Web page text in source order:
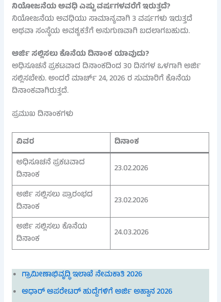
ನಿಯೋಜನೆಯ ಅವಧಿ ಎಷ್ಟು ವರ್ಷಗಳವರೆಗೆ ಇರುತ್ತದೆ?
ನಿಯೋಜನೆಯ ಅವಧಿಯು ಸಾಮಾನ್ಯವಾಗಿ 3 ವರ್ಷಗಳು ಇರುತ್ತದೆ
ಅಥವಾ ಸಂಸ್ಥೆಯ ಅವಶ್ಯಕತೆಗೆ ಅನುಗುಣವಾಗಿ ಬದಲಾಗಬಹುದು.
ಅರ್ಜಿ ಸಲ್ಲಿಸಲು ಕೊನೆಯ ದಿನಾಂಕ ಯಾವುದು?
ಅಧಿಸೂಚನೆ ಪ್ರಕಟವಾದ ದಿನಾಂಕದಿಂದ 30 ದಿನಗಳ ಒಳಗಾಗಿ ಅರ್ಜಿ
ಸಲ್ಲಿಸಬೇಕು. ಅಂದರೆ ಮಾರ್ಚ್ 24, 2026 ರ ಸುಮಾರಿಗೆ ಕೊನೆಯ
ದಿನಾಂಕವಾಗಿರುತ್ತದೆ.
ಪ್ರಮುಖ ದಿನಾಂಕಗಳು
ವಿವರ
ದಿನಾಂಕ
ಅಧಿಸೂಚನೆ ಪ್ರಕಟವಾದ
ದಿನಾಂಕ
23.02.2026
ಅರ್ಜಿ ಸಲ್ಲಿಸಲು ಪ್ರಾರಂಭದ
ದಿನಾಂಕ
23.02.2026
ಅರ್ಜಿ ಸಲ್ಲಿಸಲು ಕೊನೆಯ
ದಿನಾಂಕ
24.03.2026
ಗ್ರಾಮೀಣಾಭಿವೃದ್ಧಿ ಇಲಾಖೆ ನೇಮಕಾತಿ 2026
ಆಧಾರ್ ಆಪರೇಟರ್ ಹುದ್ದೆಗಳಿಗೆ ಅರ್ಜಿ ಅಹ್ವಾನ 2026